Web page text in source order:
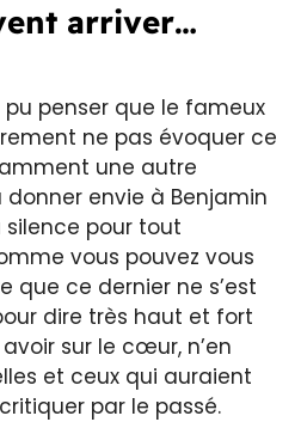
arriver…
penser que le fameux
ne pas évoquer ce
une autre
envie à Benjamin
pour tout
vous pouvez vous
que ce dernier ne s’est
dire très haut et fort
sur le cœur, n’en
et ceux qui auraient
par le passé.